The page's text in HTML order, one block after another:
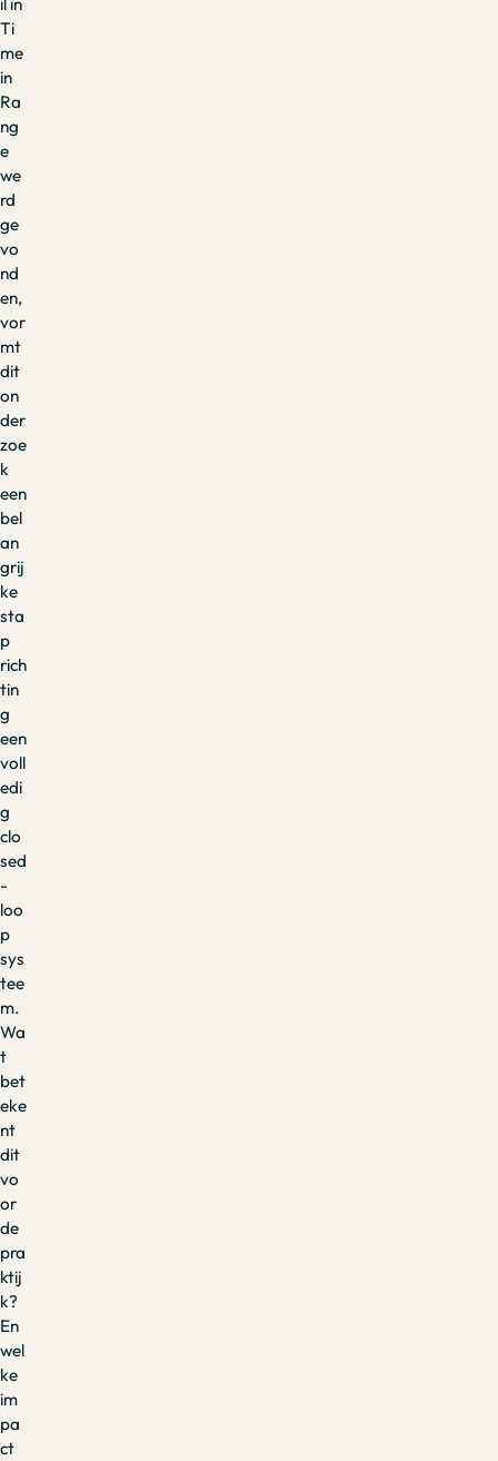
Ti
me
in
Ra
ng
e
we
rd
ge
vo
nd
en,
vor
mt
dit
on
der
zoe
k
een
bel
an
grij
ke
sta
p
rich
tin
g
een
voll
edi
g
clo
sed
-
loo
p
sys
tee
m.
Wa
t
bet
eke
nt
dit
vo
or
de
pra
ktij
k?
En
wel
ke
im
pa
ct